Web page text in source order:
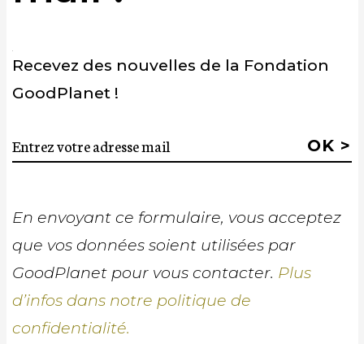
Recevez des nouvelles de la Fondation
GoodPlanet !
En envoyant ce formulaire, vous acceptez
que vos données soient utilisées par
GoodPlanet pour vous contacter. Plus
d’infos dans notre politique de
confidentialité.